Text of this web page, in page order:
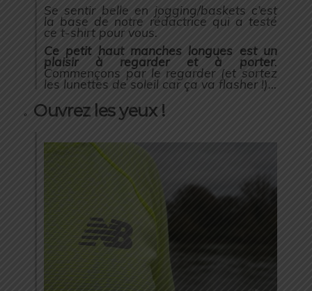
Se sentir belle en jogging/baskets c’est
la base de notre rédactrice qui a testé
ce t-shirt pour vous.
Ce petit haut manches longues est un
plaisir à regarder et à porter.
Commençons par le regarder (et sortez
les lunettes de soleil car ça va flasher !)…
Ouvrez les yeux !